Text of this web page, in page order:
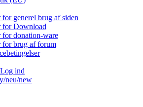
for generel brug af siden
for Download
for donation-ware
for brug af forum
ind
neu/new